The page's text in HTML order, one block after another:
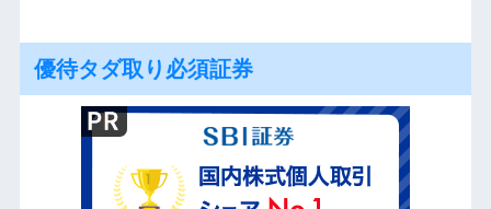
優待タダ取り必須証券